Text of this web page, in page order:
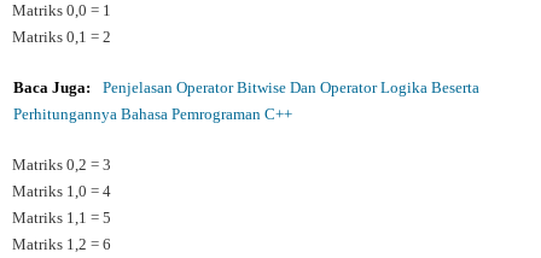
Matriks 0,0 = 1
Matriks 0,1 = 2
Baca Juga:
Penjelasan Operator Bitwise Dan Operator Logika Beserta
Perhitungannya Bahasa Pemrograman C++
Matriks 0,2 = 3
Matriks 1,0 = 4
Matriks 1,1 = 5
Matriks 1,2 = 6